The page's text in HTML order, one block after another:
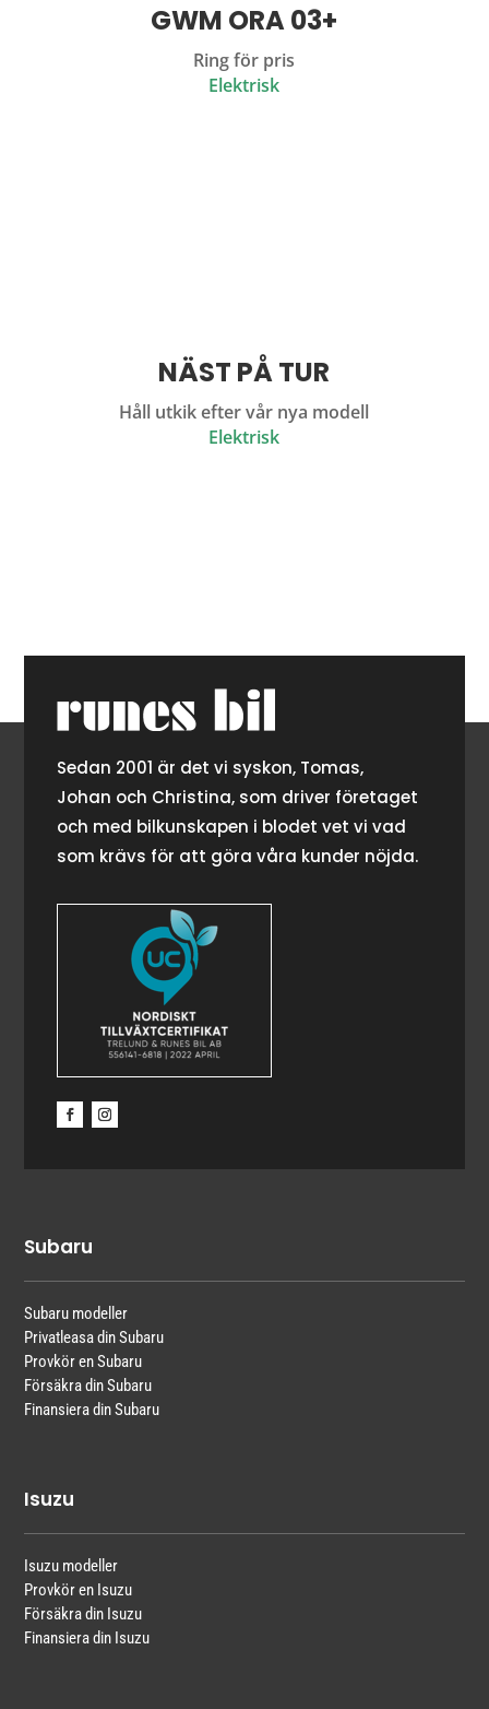
GWM ORA 03+
Ring för pris
Elektrisk
NÄST PÅ TUR
Håll utkik efter vår nya modell
Elektrisk
Sedan 2001 är det vi syskon, Tomas,
Johan och Christina, som driver företaget
och med bilkunskapen i blodet vet vi vad
som krävs för att göra våra kunder nöjda.
Subaru
Subaru modeller
Privatleasa din Subaru
Provkör en Subaru
Försäkra din Subaru
Finansiera din Subaru
Isuzu
Isuzu modeller
Provkör en Isuzu
Försäkra din Isuzu
Finansiera din Isuzu